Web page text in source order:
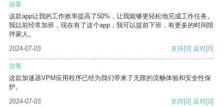
游客
这款app让我的工作效率提高了50%，让我能够更轻松地完成工作任务。
我以前经常加班，现在有了这个app，我可以提前下班，有更多的时间陪
伴家人。
2024-07-03
支持[0] 反对[0]
游客
这款加速器VPM应用程序已经为我们带来了无限的流畅体验和安全性保
护。
2024-07-03
支持[0] 反对[0]